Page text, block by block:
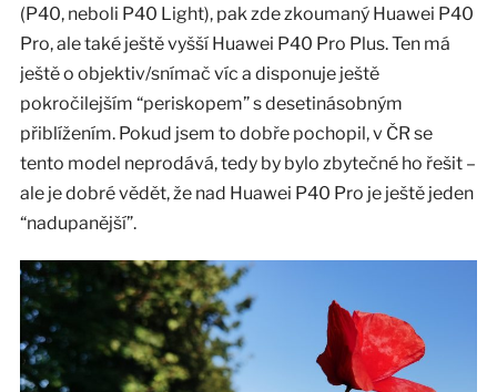
(P40, neboli P40 Light), pak zde zkoumaný Huawei P40
Pro, ale také ještě vyšší Huawei P40 Pro Plus. Ten má
ještě o objektiv/snímač víc a disponuje ještě
pokročilejším “periskopem” s desetinásobným
přiblížením. Pokud jsem to dobře pochopil, v ČR se
tento model neprodává, tedy by bylo zbytečné ho řešit –
ale je dobré vědět, že nad Huawei P40 Pro je ještě jeden
“nadupanější”.